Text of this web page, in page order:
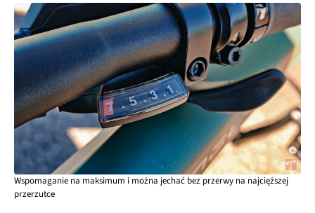
Wspomaganie na maksimum i można jechać bez przerwy na najcięższej
przerzutce